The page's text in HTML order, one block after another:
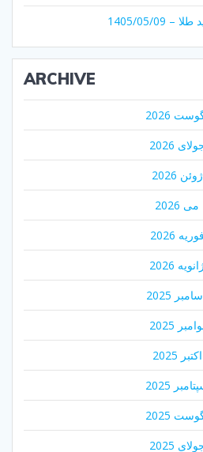
1405/05/09
ARCHIVE
2026
2026
ژوئن 2026
می 2026
فوریه 2026
2026
2025
2025
اکتبر 2025
2025
2025
2025